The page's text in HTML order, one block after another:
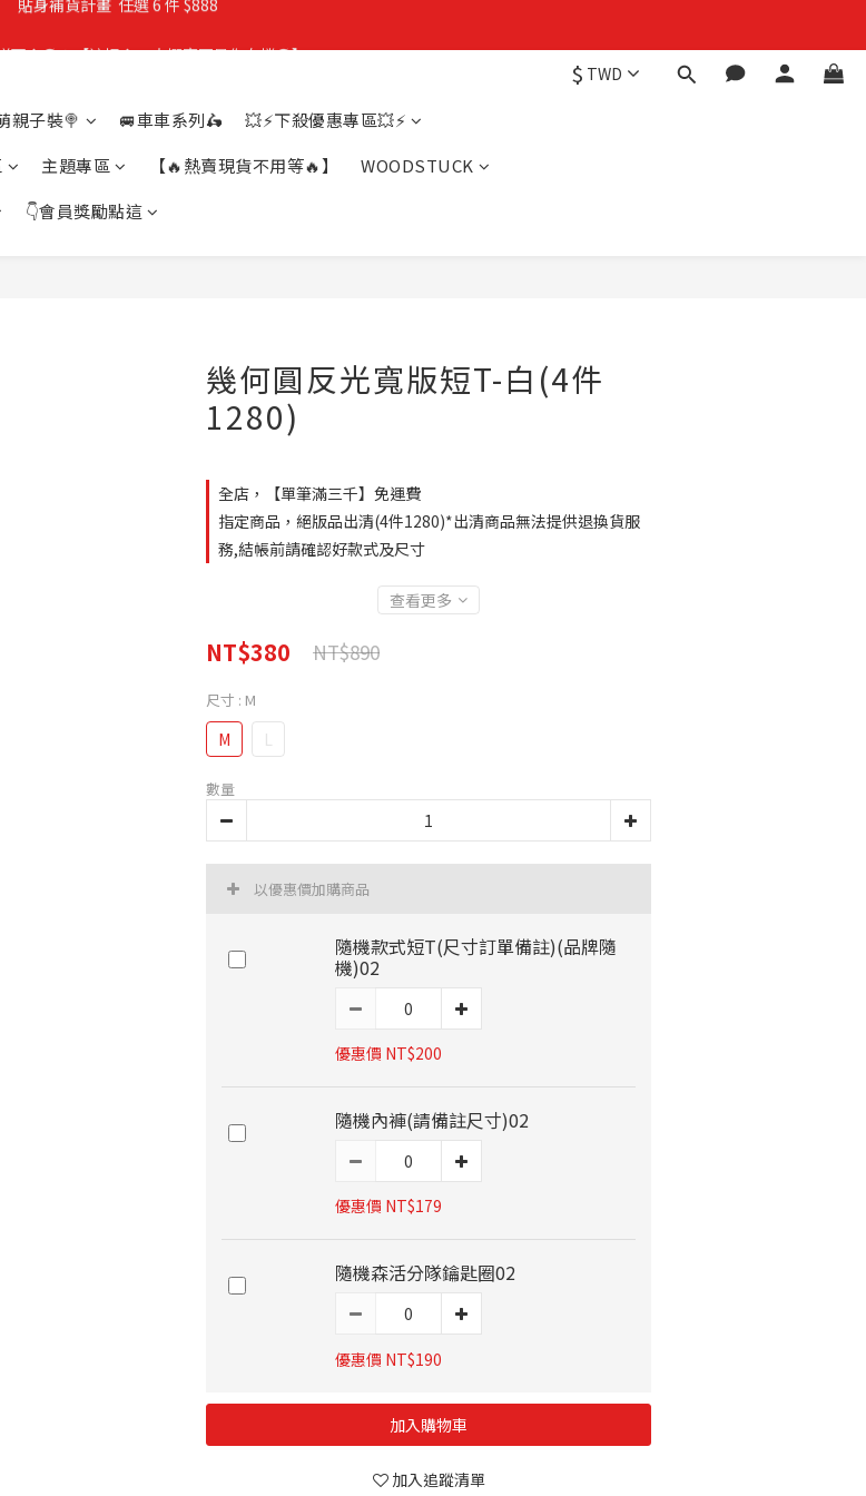
$ TWD
親子裝🍭 🚐車車系列🛵
💥⚡下殺優惠專區💥⚡
主題專區 【🔥熱賣現貨不用等🔥】
WOODSTUCK
👇會員獎勵點這
幾何圓反光寬版短T-白(4件
1280)
全店，【單筆滿三千】免運費
指定商品，絕版品出清(4件1280)*出清商品無法提供退換貨服
務,結帳前請確認好款式及尺寸
查看更多
NT$380 NT$890
尺寸 : M
M L
數量
以優惠價加購商品
隨機款式短T(尺寸訂單備註)(品牌隨
機)02
優惠價 NT$200
隨機內褲(請備註尺寸)02
優惠價 NT$179
隨機森活分隊鑰匙圈02
優惠價 NT$190
加入購物車
加入追蹤清單